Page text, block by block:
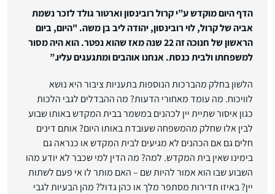
הדף היום מוקדש ע”י קרול רובינסון וארטור גולד לזכר נשמת
אביה של קרול, לוי רובינסון, יהודה ליב בן משה. "היום, ביום
הראשון של חנוכה זה 22 שנה מאז שהוא נפטר. הוא היה מסור
למשפחתו ולבית כנסת. אנחנו אוהבים ומתגעגים עליו.”
הלשון בחלק מהברכות הנוספות בתעניות ציבור היא נושא
לוויכוח. מה עומד מאחורי הדעות? מה ההבדלים לגבי הלכות
כגון איסור שתיית יין לכהנים במשמר בבית המקדש באותו שבוע
לבין אלו שחלק מהמשפחה שעובדת באותו היום? אותם דינים
חלים גם אם הכהנים לא מגיעים לבית המקדש או כנראה גם
בימינו שאין בית המקדש. למה? מה הדין למי שכבר לא יודע מהו
השבוע שבו הוא אמור להיות שם – האם מותר לו אי פעם לשתות
יין? באיזו תדירות מסתפר מלך או כהן גדול? מהן הבעיות לגבי